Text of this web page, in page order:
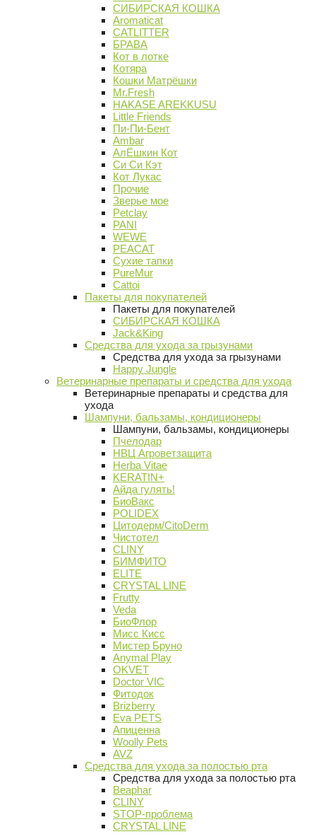
СИБИРСКАЯ КОШКА
Aromaticat
CATLITTER
БРАВА
Кот в лотке
Котяра
Кошки Матрёшки
Mr.Fresh
HAKASE AREKKUSU
Little Friends
Пи-Пи-Бент
Ambar
АлЁшкин Кот
Си Си Кэт
Кот Лукас
Прочие
Зверье мое
Petclay
PANI
WEWE
PEACAT
Сухие тапки
PureMur
Cattoi
Пакеты для покупателей
Пакеты для покупателей
СИБИРСКАЯ КОШКА
Jack&King
Средства для ухода за грызунами
Средства для ухода за грызунами
Happy Jungle
Ветеринарные препараты и средства для ухода
Ветеринарные препараты и средства для
ухода
Шампуни, бальзамы, кондиционеры
Шампуни, бальзамы, кондиционеры
Пчелодар
НВЦ Агроветзащита
Herba Vitae
KERATIN+
Айда гулять!
БиоВакс
POLIDEX
Цитодерм/CitoDerm
Чистотел
CLINY
БИМФИТО
ELITE
CRYSTAL LINE
Frutty
Veda
БиоФлор
Мисс Кисс
Мистер Бруно
Anymal Play
OKVET
Doctor VIC
Фитодок
Brizberry
Eva PETS
Апиценна
Woolly Pets
AVZ
Средства для ухода за полостью рта
Средства для ухода за полостью рта
Beaphar
CLINY
STOP-проблема
CRYSTAL LINE